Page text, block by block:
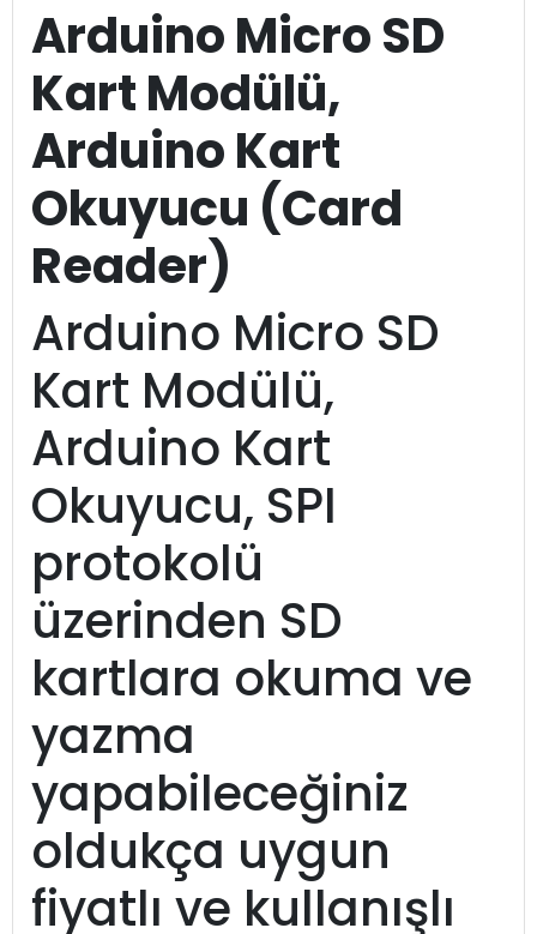
Arduino Micro SD
Kart Modülü,
Arduino Kart
Okuyucu (Card
Reader)
Arduino Micro SD
Kart Modülü,
Arduino Kart
Okuyucu, SPI
protokolü
üzerinden SD
kartlara okuma ve
yazma
yapabileceğiniz
oldukça uygun
fiyatlı ve kullanışlı